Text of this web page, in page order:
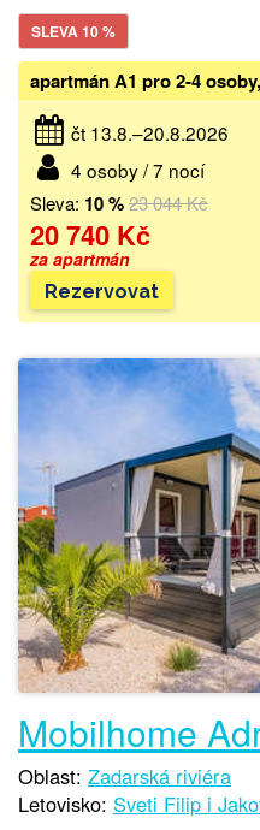
SLEVA 10 %
apartmán A1 pro 2-4
čt 13.8.–20.8.2026
4 osoby / 7 nocí
Sleva: 10 %23 044 Kč
20 740 Kč
za apartmán
Rezervovat
Mobilhome
Oblast: Zadarská riviéra
Letovisko: Sveti Filip i